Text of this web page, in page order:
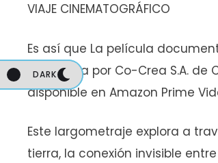
DARK
DARK
VIAJE CINEMATOGRÁFICO
Es así que La película
producida por Co-Crea S.A. de
disponible en Amazon Prime
Este largometraje explora a
tierra, la conexión invisible